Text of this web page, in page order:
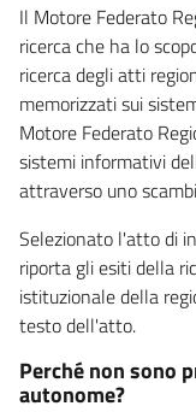
Il Motore Federato
ricerca che ha lo
ricerca degli atti
memorizzati sui
Motore Federato
sistemi informativi
attraverso uno
Selezionato l'atto di
riporta gli esiti della
istituzionale della
testo dell'atto.
Perché non sono
autonome?